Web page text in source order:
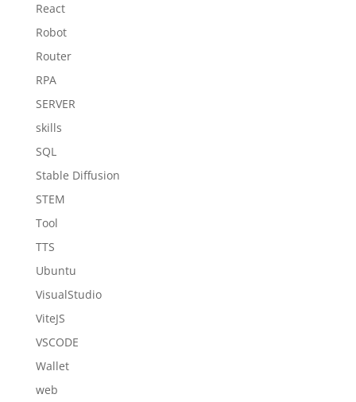
React
Robot
Router
RPA
SERVER
skills
SQL
Stable Diffusion
STEM
Tool
TTS
Ubuntu
VisualStudio
ViteJS
VSCODE
Wallet
web